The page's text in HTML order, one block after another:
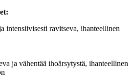
intensiivisesti ravitseva, ihanteellinen
ja vähentää ihoärsytystä, ihanteellinen